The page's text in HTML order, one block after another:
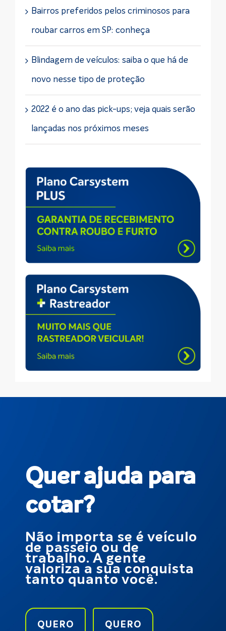
Bairros preferidos pelos criminosos para
roubar carros em SP: conheça
Blindagem de veículos: saiba o que há de
novo nesse tipo de proteção
2022 é o ano das pick-ups; veja quais serão
lançadas nos próximos meses
Quer ajuda para
cotar?
Não importa se é veículo
de passeio ou de
trabalho. A gente
valoriza a sua conquista
tanto quanto você.
QUERO QUERO